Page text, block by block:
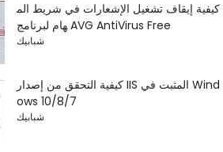
كيفية إيقاف تشغيل الإشعارات في شريط الم
هام لبرنامج AVG AntiVirus Free
شبابيك
كيفية التحقق من إصدار IIS المثبت في Wind
ows 10/8/7
شبابيك